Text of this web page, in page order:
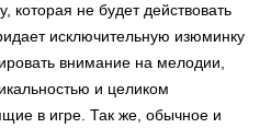
которая не будет действовать
исключительную изюминку
внимание на мелодии,
и целиком
в игре. Так же, обычное и